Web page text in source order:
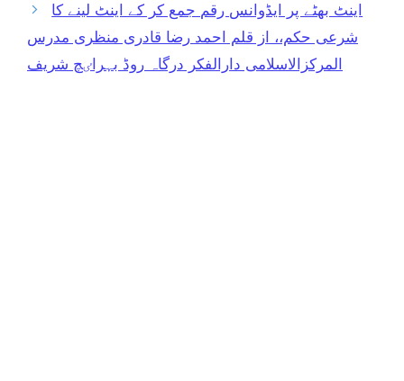
اینٹ بھٹے پر ایڈوانس رقم جمع کر کے اینٹ لینے کا
شرعی حکم،، از قلم احمد رضا قادری منظری مدرس
المرکزالاسلامی دارالفکر درگاہ روڈ بہراٸچ شریف